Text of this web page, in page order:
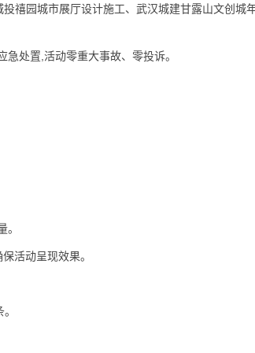
禧园城市展厅设计施工、武汉城建甘露山文创城
处置,活动零重大事故、零投诉。
活动呈现效果。